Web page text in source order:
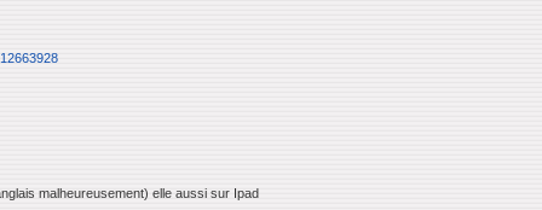
malheureusement) elle aussi sur Ipad